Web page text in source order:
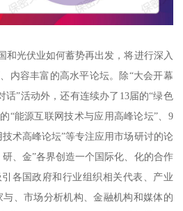
和光伏业如何蓄势再出发，将进行深入
内容丰富的高水平论坛。除“大会开幕
话”活动外，还有连续办了13届的“绿色
“能源互联网技术与应用高峰论坛”、9
术高峰论坛”等专注应用市场研讨的论
、金”各界创造一个国际化、化的合作
各国政府和行业组织相关代表、产业
、市场分析机构、金融机构和媒体的